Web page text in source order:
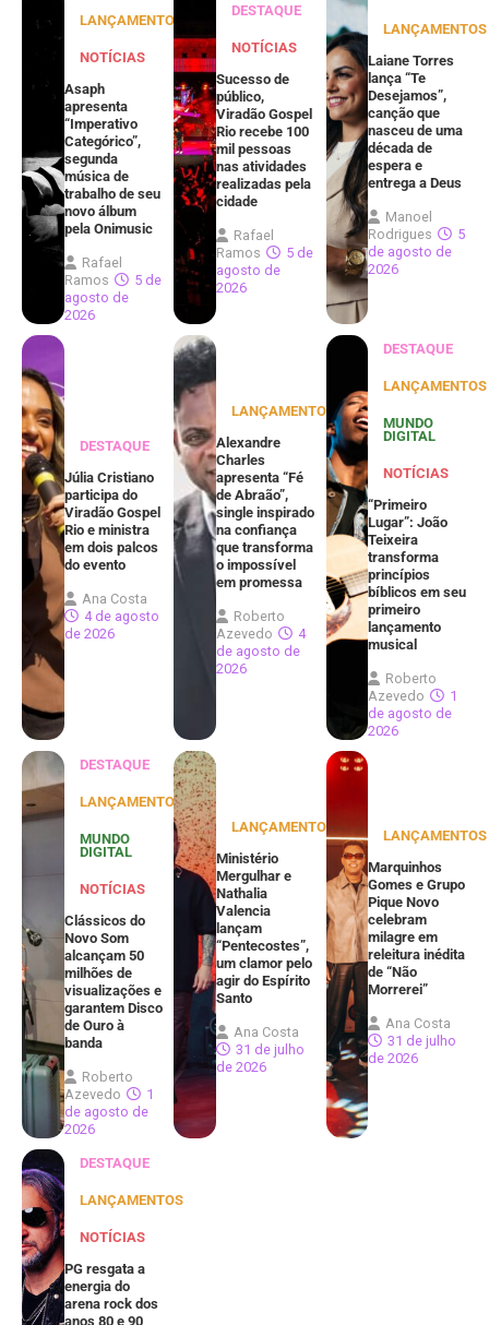
LANÇAMENTOS
NOTÍCIAS
Asaph
apresenta
“Imperativo
Categórico”,
segunda
música de
trabalho de seu
novo álbum
pela Onimusic
Rafael
Ramos
5 de
agosto de
2026
DESTAQUE
NOTÍCIAS
Sucesso de
público,
Viradão Gospel
Rio recebe 100
mil pessoas
nas atividades
realizadas pela
cidade
Rafael
Ramos
5 de
agosto de
2026
LANÇAMENTOS
Laiane Torres
lança “Te
Desejamos”,
canção que
nasceu de uma
década de
espera e
entrega a Deus
Manoel
Rodrigues
5
de agosto de
2026
DESTAQUE
Júlia Cristiano
participa do
Viradão Gospel
Rio e ministra
em dois palcos
do evento
Ana Costa
4 de agosto
de 2026
LANÇAMENTOS
Alexandre
Charles
apresenta “Fé
de Abraão”,
single inspirado
na confiança
que transforma
o impossível
em promessa
Roberto
Azevedo
4
de agosto de
2026
DESTAQUE
LANÇAMENTOS
MUNDO
DIGITAL
NOTÍCIAS
“Primeiro
Lugar”: João
Teixeira
transforma
princípios
bíblicos em seu
primeiro
lançamento
musical
Roberto
Azevedo
1
de agosto de
2026
DESTAQUE
LANÇAMENTOS
MUNDO
DIGITAL
NOTÍCIAS
Clássicos do
Novo Som
alcançam 50
milhões de
visualizações e
garantem Disco
de Ouro à
banda
Roberto
Azevedo
1
de agosto de
2026
LANÇAMENTOS
Ministério
Mergulhar e
Nathalia
Valencia
lançam
“Pentecostes”,
um clamor pelo
agir do Espírito
Santo
Ana Costa
31 de julho
de 2026
LANÇAMENTOS
Marquinhos
Gomes e Grupo
Pique Novo
celebram
milagre em
releitura inédita
de “Não
Morrerei”
Ana Costa
31 de julho
de 2026
DESTAQUE
LANÇAMENTOS
NOTÍCIAS
PG resgata a
energia do
arena rock dos
anos 80 e 90